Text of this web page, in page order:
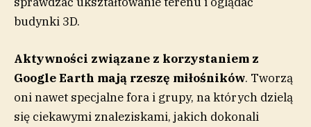
budynki 3D.
Aktywności związane z korzystaniem z
Google Earth mają rzeszę miłośników. Tworzą
oni nawet specjalne fora i grupy, na których dzielą
się ciekawymi znaleziskami, jakich dokonali